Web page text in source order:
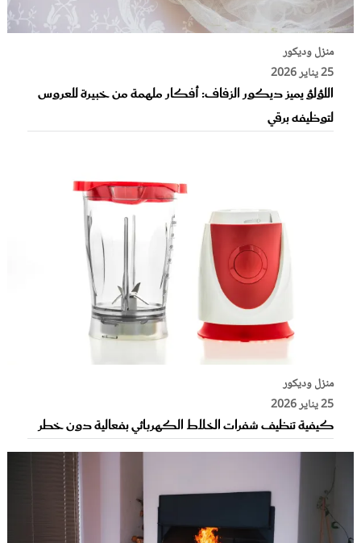
منزل وديكور
25 يناير 2026
اللؤلؤ يميز ديكور الزفاف: أفكار ملهمة من خبيرة للعروس
لتوظيفه برقي
منزل وديكور
25 يناير 2026
كيفية تنظيف شفرات الخلاط الكهربائي بفعالية دون خطر